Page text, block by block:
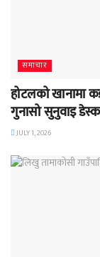
समाचार
होटलको खानामा
गुनासो सुनुवाइ
JULY 1, 2026